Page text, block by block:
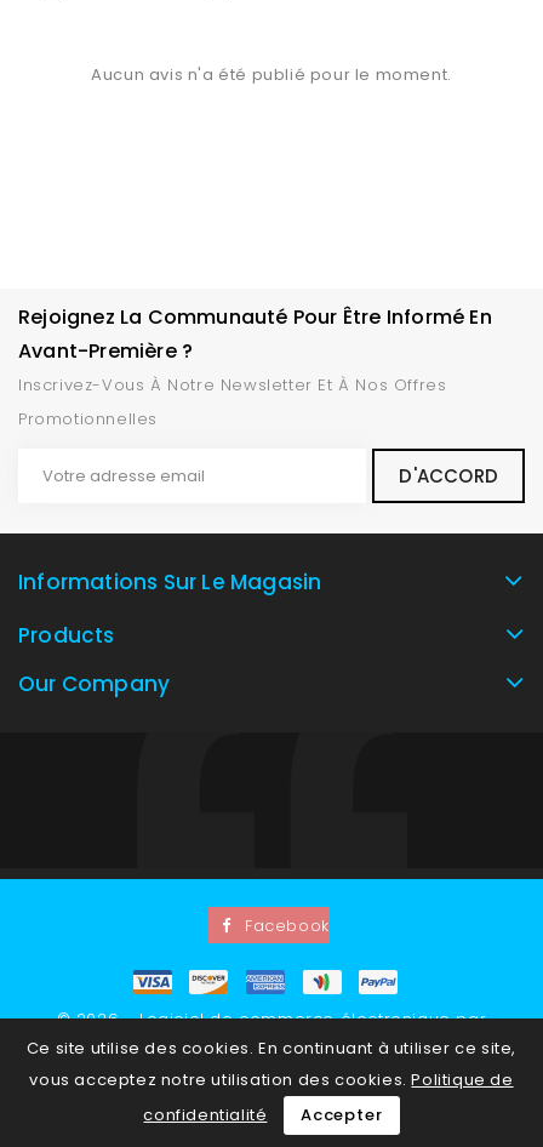
Aucun avis n'a été publié pour le moment.
Rejoignez La Communauté Pour Être Informé En
Avant-Première ?
Inscrivez-Vous À Notre Newsletter Et À Nos Offres
Promotionnelles
Informations Sur Le Magasin
Products
Our Company
Ce site utilise des cookies. En continuant à utiliser ce site,
vous acceptez notre utilisation des cookies. Politique de
confidentialité
Accepter
Facebook
© 2026 - Logiciel de commerce électronique par
PrestaShop™